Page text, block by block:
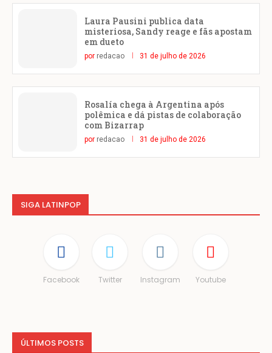
Laura Pausini publica data
misteriosa, Sandy reage e fãs apostam
em dueto
por redacao 31 de julho de 2026
Rosalía chega à Argentina após
polêmica e dá pistas de colaboração
com Bizarrap
por redacao 31 de julho de 2026
SIGA LATINPOP
Facebook Twitter Instagram Youtube
ÚLTIMOS POSTS